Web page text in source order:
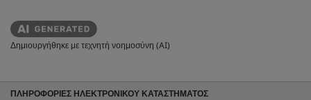
Δημιουργήθηκε με τεχνητή νοημοσύνη (AI)
ΠΛΗΡΟΦΟΡΙΕΣ ΗΛΕΚΤΡΟΝΙΚΟΥ ΚΑΤΑΣΤΗΜΑΤΟΣ